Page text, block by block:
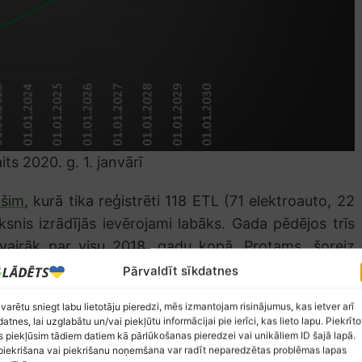
Pārvaldīt sīkdatnes
sniegt labu lietotāju pieredzi, mēs izmantojam risinājumus, kas ietver arī
lai uzglabātu un/vai piekļūtu informācijai pie ierīci, kas lieto lapu.
piekļūsim tādiem datiem kā pārlūkošanas pieredzei vai unikāliem ID šajā lapā.
vai piekrišanu noņemšana var radīt neparedzētas problēmas lapas
2020. g. 1. janvārī
, kurā tika reģistrēti 118 ETL (71 elektroauto, 22
izrādījās ievērojami labāks. Gada pēdējos trīs
par visu 2018. gadu kopā. Protams, šoreiz
ir saprotams iemesls. Ir jāsaprot, ka jebkas, kas
Tātad arī velosipēdi ar jaudīgāku motoru
iegādes cena ir ļoti konkurējoša, to izmaksas
autonomija ar vienu uzlādi ir apmierinoša un to